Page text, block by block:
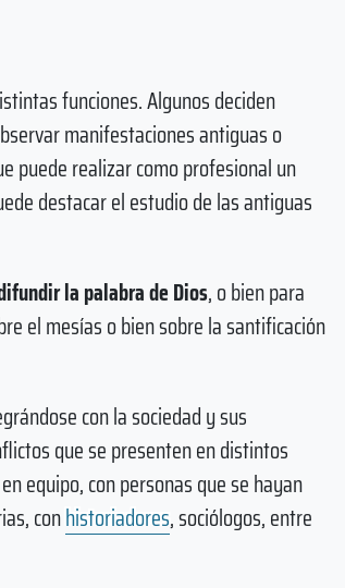
funciones. Algunos deciden
manifestaciones antiguas o
puede realizar como profesional un
destacar el estudio de las antiguas
la palabra de Dios, o bien para
el mesías o bien sobre la santificación
con la sociedad y sus
que se presenten en distintos
equipo, con personas que se hayan
conhistoriadores, sociólogos, entre